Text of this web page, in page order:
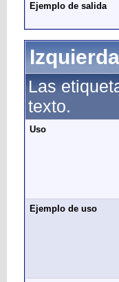
Ejemplo de salida
Las
texto.
Uso
Ejemplo de uso